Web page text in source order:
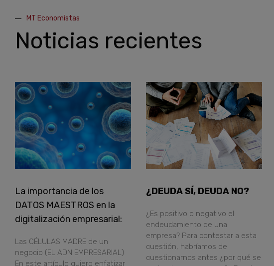
MT Economistas
Noticias recientes
La importancia de los
DATOS MAESTROS en la
digitalización empresarial:
Las CÉLULAS MADRE de un
negocio (EL ADN EMPRESARIAL)
En este artículo quiero enfatizar
¿DEUDA SÍ, DEUDA NO?
¿Es positivo o negativo el
endeudamiento de una
empresa? Para contestar a esta
cuestión, habríamos de
cuestionarnos antes ¿por qué se